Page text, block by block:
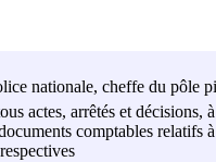
nationale, cheffe du pôle
actes, arrêtés et
comptables